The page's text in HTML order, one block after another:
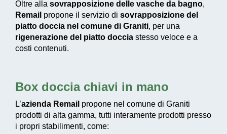
Oltre alla sovrapposizione delle vasche da bagno,
Remail propone il servizio di sovrapposizione del
piatto doccia nel comune di Graniti, per una
rigenerazione del piatto doccia stesso veloce e a
costi contenuti.
Box doccia chiavi in mano
L’azienda Remail propone nel comune di Graniti
prodotti di alta gamma, tutti interamente prodotti presso
i propri stabilimenti, come: